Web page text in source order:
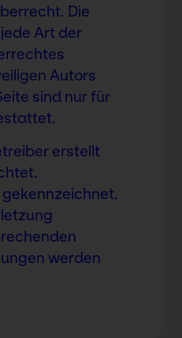
Die
Art der
Autors
sind nur für
erstellt
werden